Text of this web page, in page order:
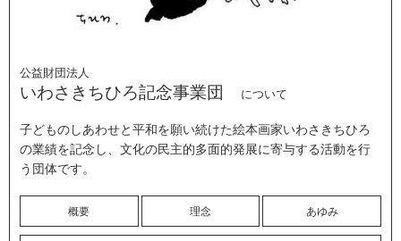
公益財団法人
いわさきちひろ記念事業団 について
子どものしあわせと平和を願い続けた絵本画家いわさきちひろ
の業績を記念し、文化の民主的多面的発展に寄与する活動を行
う団体です。
概要 理念 あゆみ